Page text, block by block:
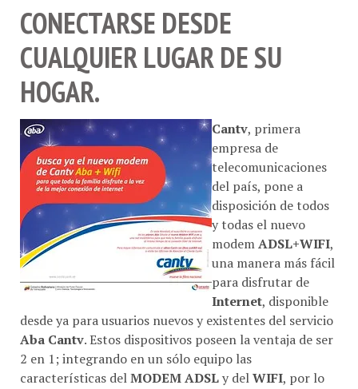
CUALQUIER LUGAR DE SU
HOGAR.
empresa de
telecomunicaciones
del país, pone a
disposición de todos
y todas el nuevo
modemADSL+WIFI
una manera más fácil
para disfrutar de
Internet, disponible
desde ya para usuarios nuevos y existentes del servicio
Aba Cantv. Estos dispositivos poseen la ventaja de ser
2 en 1; integrando en un sólo equipo las
características del MODEM ADSLy del
que diversifican la señal de Internet recibida y